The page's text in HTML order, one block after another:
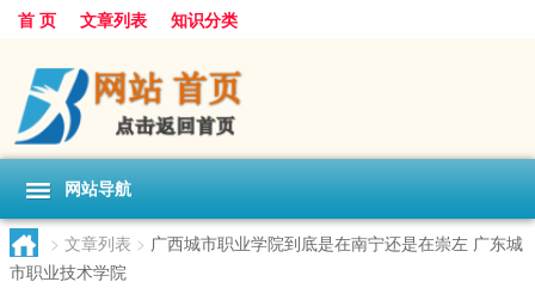
首 页 文章列表 知识分类
网站导航
> 文章列表 > 广西城市职业学院到底是在南宁还是在崇左 广东城
市职业技术学院